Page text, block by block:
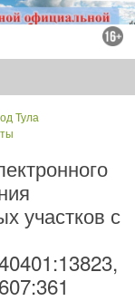
Тула
участков с